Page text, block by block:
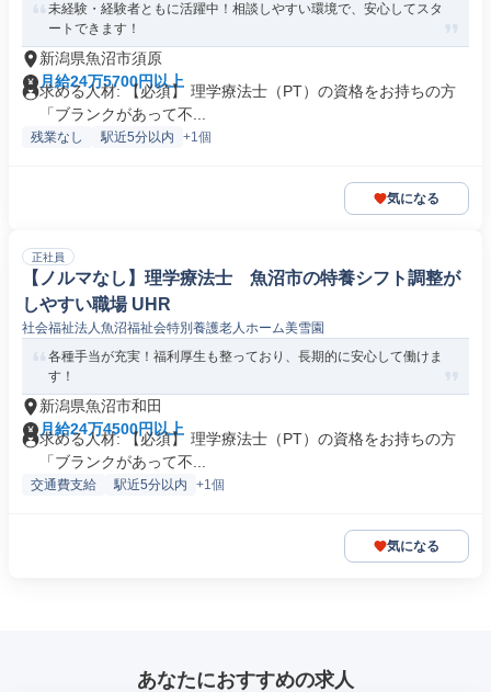
未経験・経験者ともに活躍中！相談しやすい環境で、安心してスタ
ートできます！
新潟県魚沼市須原
月給24万5700円以上
求める人材: 【必須】 理学療法士（PT）の資格をお持ちの方
「ブランクがあって不...
残業なし 駅近5分以内 +1個
気になる
正社員
【ノルマなし】理学療法士 魚沼市の特養シフト調整が
しやすい職場 UHR
社会福祉法人魚沼福祉会特別養護老人ホーム美雪園
各種手当が充実！福利厚生も整っており、長期的に安心して働けま
す！
新潟県魚沼市和田
月給24万4500円以上
求める人材: 【必須】 理学療法士（PT）の資格をお持ちの方
「ブランクがあって不...
交通費支給 駅近5分以内 +1個
気になる
あなたにおすすめの求人